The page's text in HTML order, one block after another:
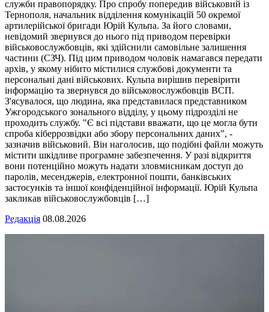
служби правопорядку. Про спробу попередив військовий із
Тернополя, начальник відділення комунікацій 50 окремої
артилерійської бригади Юрій Кульпа. За його словами,
невідомий звернувся до нього під приводом перевірки
військовослужбовців, які здійснили самовільне залишення
частини (СЗЧ). Під цим приводом чоловік намагався передати
архів, у якому нібито містилися службові документи та
персональні дані військових. Кульпа вирішив перевірити
інформацію та звернувся до військовослужбовців ВСП.
З'ясувалося, що людина, яка представилася представником
Ужгородського зонального відділу, у цьому підрозділі не
проходить службу. "Є всі підстави вважати, що це могла бути
спроба кіберрозвідки або збору персональних даних", -
зазначив військовий. Він наголосив, що подібні файли можуть
містити шкідливе програмне забезпечення. У разі відкриття
вони потенційно можуть надати зловмисникам доступ до
паролів, месенджерів, електронної пошти, банківських
застосунків та іншої конфіденційної інформації. Юрій Кульпа
закликав військовослужбовців […]
Редакція 08.08.2026